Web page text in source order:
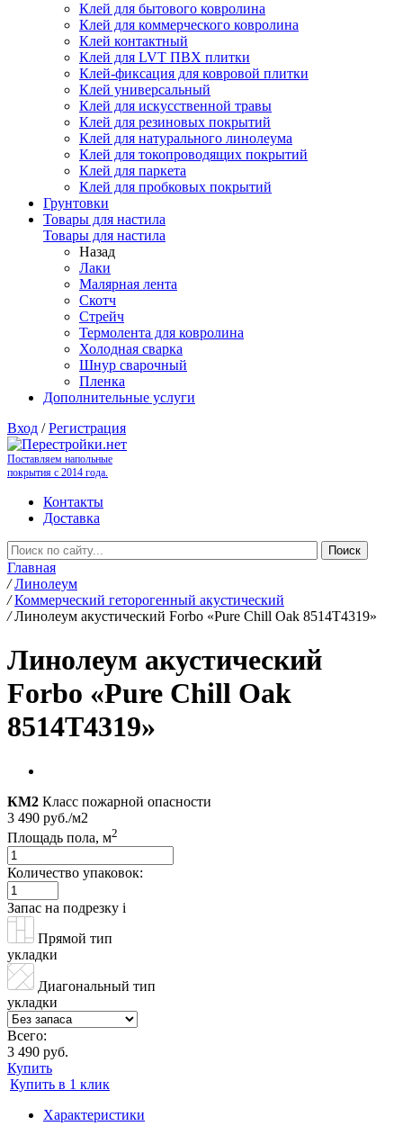
Клей для бытового ковролина
Клей для коммерческого ковролина
Клей контактный
Клей для LVT ПВХ плитки
Клей-фиксация для ковровой плитки
Клей универсальный
Клей для искусственной травы
Клей для резиновых покрытий
Клей для натурального линолеума
Клей для токопроводящих покрытий
Клей для паркета
Клей для пробковых покрытий
Грунтовки
Товары для настила
Товары для настила
Назад
Лаки
Малярная лента
Скотч
Стрейч
Термолента для ковролина
Холодная сварка
Шнур сварочный
Пленка
Дополнительные услуги
Вход /Регистрация
Поставляем напольные
покрытия с 2014 года.
Контакты
Доставка
Главная
/ Линолеум
/ Коммерческий геторогенный акустический
/ Линолеум акустический Forbo «Pure Chill Oak 8514T4319»
Линолеум акустический
Forbo «Pure Chill Oak
8514T4319»
КМ2 Класс пожарной опасности
3 490 руб./м2
Площадь пола, м2
Количество упаковок:
Запас на подрезку i
Прямой тип
укладки
Диагональный тип
укладки
Всего:
3 490 руб.
Купить
Купить в 1 клик
Характеристики